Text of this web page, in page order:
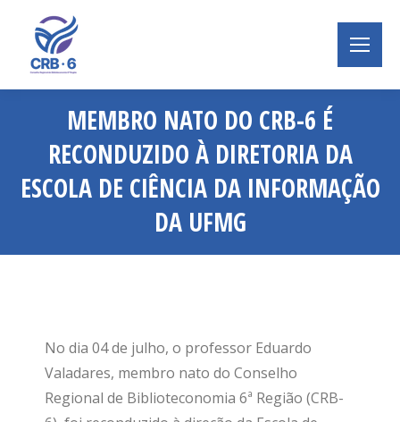
MEMBRO NATO DO CRB-6 É
RECONDUZIDO À DIRETORIA DA
ESCOLA DE CIÊNCIA DA INFORMAÇÃO
DA UFMG
Você está aqui:
No dia 04 de julho, o professor Eduardo
Valadares, membro nato do Conselho
Regional de Biblioteconomia 6ª Região (CRB-